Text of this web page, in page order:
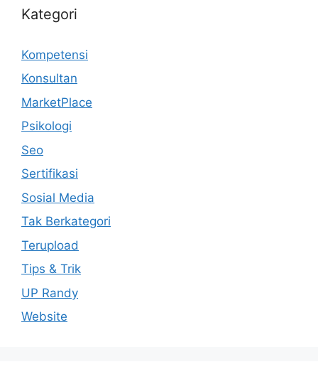
Kategori
Kompetensi
Konsultan
MarketPlace
Psikologi
Seo
Sertifikasi
Sosial Media
Tak Berkategori
Terupload
Tips & Trik
UP Randy
Website